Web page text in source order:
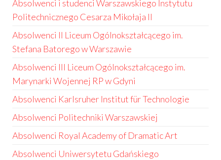
Absolwenci i studenci Warszawskiego Instytutu
Politechnicznego Cesarza Mikołaja II
Absolwenci II Liceum Ogólnokształcącego im.
Stefana Batorego w Warszawie
Absolwenci III Liceum Ogólnokształcącego im.
Marynarki Wojennej RP w Gdyni
Absolwenci Karlsruher Institut für Technologie
Absolwenci Politechniki Warszawskiej
Absolwenci Royal Academy of Dramatic Art
Absolwenci Uniwersytetu Gdańskiego